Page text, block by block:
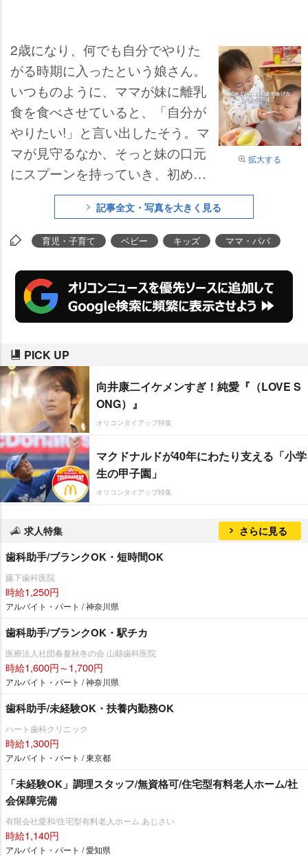
拡大する
2歳になり、何でも自分でやりた
がる時期に入ったという娘さん。
いつものように、ママが妹に離乳
食を食べさせていると、「自分が
りたい!」と言い出したそう。マ
マが見守るなか、そっと妹の口元
にスプーンを持っていき、初めて
離乳食を食べさせた娘さんの口か
ら飛び出した思いも寄らない言葉
とは…? 「子どもの素直さと想像
語る動画の裏側と、イヤイヤ期に
突入した娘さんの育児について話
を聞いた。
記事全文・写真を大きく見る
育児・子育て ベビー キッズ ママ・パパ
PICK UP
向井康二イケメンすぎ！純愛『（LOVE S
ONG）』
オリコンタイアップ特集
マクドナルドが40年にわたり支える「小学
生の甲子園」
オリコンタイアップ特集
求人特集 さらに見る
歯科助手/ブランクOK・短時間OK
藤下歯科医院
時給1,250円
アルバイト・パート / 神奈川県
歯科助手/ブランクOK・駅チカ
医療法人社団春夏秋冬の会 山縣歯科医院
時給1,600円～1,700円
アルバイト・パート / 神奈川県
歯科助手/未経験OK・扶養内勤務OK
ハート歯科クリニック
時給1,300円
アルバイト・パート / 東京都
「未経験OK」調理スタッフ/無資格可/住宅型有料老人ホーム/社
会保障完備
有限会社愛和/住宅型有料老人ホーム あじさい
時給1,140円
アルバイト・パート / 愛知県